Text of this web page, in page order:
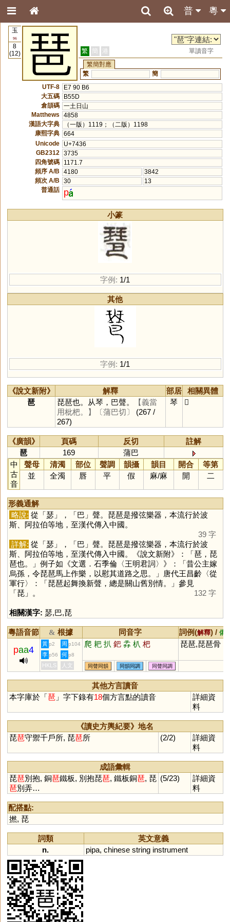
粵
普
玉
96
8
(12)
琶 繁 簡 港
單讀音字
繁簡對應
繁
簡
UTF-8
E7 90 B6
大五碼
B55D
倉頡碼 一土日山
Matthews
4858
漢語大字典
（一版）1119；（二版）1198
康熙字典 664
Unicode
U+7436
GB2312
3735
四角號碼
1171.7
頻序 A/B
4180
3842
頻次 A/B
30
13
普通話
p
小篆
字例: 1/1
其他
字例: 1/1
《說文新附》 解釋 部居
相關異體
琶
琵琶也。从琴，巴聲。
【義當
用枇杷。】
〔蒲巴切〕
(267 /
267)
琴 𤧲
《廣韻》 頁碼 反切
註解
琶
169
蒲巴
中
古
音
聲母 清濁 部位 聲調 韻攝 韻目 開合
等第
並
全濁 唇 平 假 麻/麻 開 二
形義通解
略說: 從「瑟 」，「巴 」聲。琵琶是撥弦樂器，本流行於波
斯、阿拉伯等地，至漢代傳入中國。
39 字
詳解: 從「瑟 」，「巴 」聲。琵琶是撥弦樂器，本流行於波
斯、阿拉伯等地，至漢代傳入中國。《說文新附》：「琶，琵
琶也。」例子如《文選．石季倫〈王明君詞〉》：「昔公主嫁
烏孫，令琵琶馬上作樂，以慰其道路之思。」唐代王昌齡〈從
軍行〉：「琵琶起舞換新聲，總是關山舊別情。」參見
「琵」。 132 字
相關漢字: 瑟,巴,琵
粵語音節 & 根據 同音字 詞例(解釋) / 備
paa4
黃 p2 周 p104 爬 耙 扒 鈀 掱 朳 杷 琵琶,琵琶骨
李 p56 何 p8
HKLS 人文 同聲同韻 同韻同調 同聲同調
其他方言讀音
本字庫於「琶 」字下錄有18個方言點的讀音
詳細資
料
《讀史方輿紀要》地名
琵琶守禦千戶所, 琵琶所 (2/2)
詳細資
料
成語彙輯
琵琶別抱, 銅琶鐵板, 別抱琵琶, 鐵板銅琶, 琵
琶別弄…
(5/23)
詳細資
料
配搭點:
撚, 琵
詞類
英文意義
n.
pipa, chinese string instrument